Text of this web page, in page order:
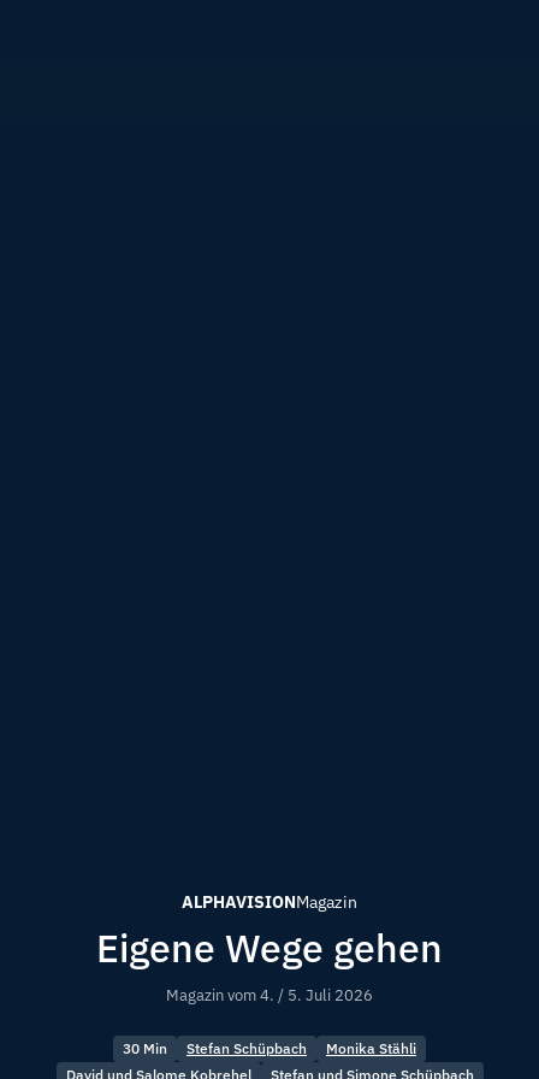
ALPHAVISIONMagazin
Eigene Wege gehen
Magazin vom4. / 5. Juli 2026
30 Min Stefan Schüpbach
Monika Stähli
David und Salome Kobrehel
Stefan und Simone Schüpbach